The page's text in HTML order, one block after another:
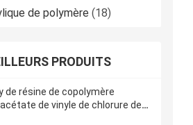
de polymère (18)
PRODUITS
de résine de copolymère
de vinyle de chlorure de